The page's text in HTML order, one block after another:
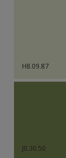
H8.09.87
J0.30.50